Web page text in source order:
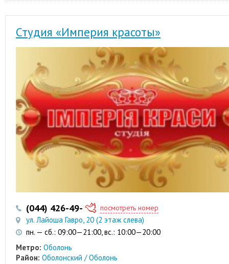
Студия «Империя красоты»
(044) 426-49-92 (044) 426-49-93
посмотреть номер
ул. Лайоша Гавро, 20 (2 этаж слева)
пн. — сб.: 09:00—21:00, вс.: 10:00—20:00
Метро: Оболонь
Район: Оболонский / Оболонь